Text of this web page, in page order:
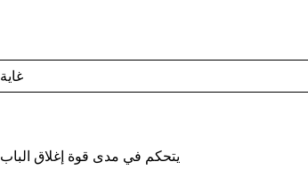
غاية
يتحكم في مدى قوة إغلاق الباب